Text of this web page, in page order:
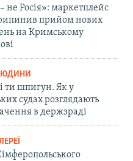
не Росія»: маркетплейс
прийом нових
на Кримському
ти шпигун. Як у
судах розглядають
в держзраді